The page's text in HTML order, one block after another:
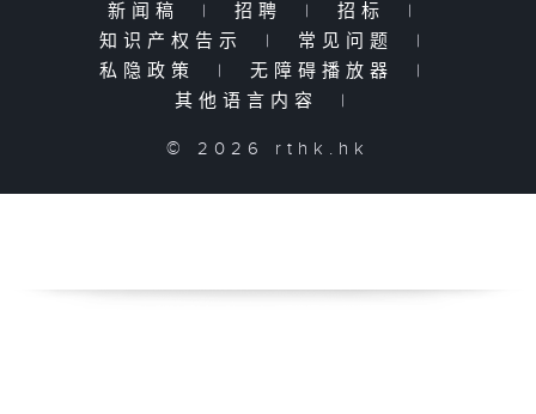
新闻稿 | 招聘 | 招标
|
知识产权告示
| 常见问题
|
私隐政策
| 无障碍播放器
|
其他语言内容
|
© 2026 rthk.hk